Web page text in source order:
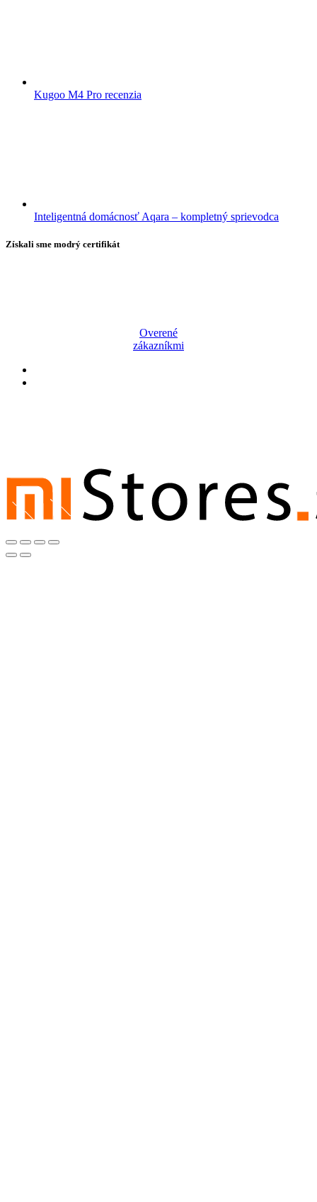
Kugoo M4 Pro recenzia
Inteligentná domácnosť Aqara – kompletný sprievodca
Získali sme modrý certifikát
Overené
zákazníkmi